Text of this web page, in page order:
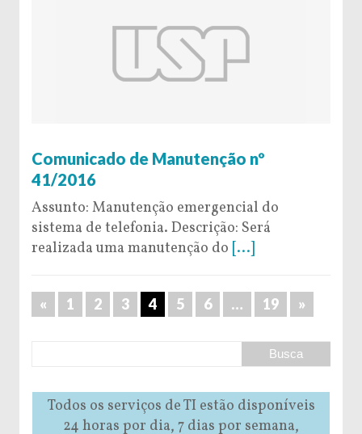
Comunicado de Manutenção nº
41/2016
Assunto: Manutenção emergencial do
sistema de telefonia. Descrição: Será
realizada uma manutenção do [...]
« 1 2 3 4 5 6 … 19 »
Todos os serviços de TI estão disponíveis
24 horas por dia, 7 dias por semana,